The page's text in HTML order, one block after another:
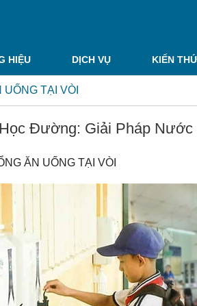
HIỆU DỊCH VỤ KIẾN
TẠI VÒI
Đường: Giải Pháp Nước
ĂN UỐNG TẠI VÒI